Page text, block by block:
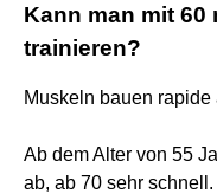
Kann man mit
trainieren?
Muskeln bauen rapide
Ab dem Alter von 55
ab, ab 70 sehr